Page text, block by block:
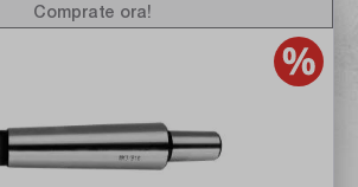
Comprate ora!